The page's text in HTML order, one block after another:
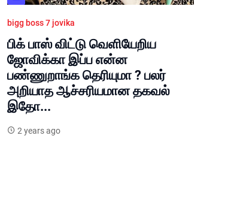
bigg boss 7 jovika
பிக் பாஸ் விட்டு வெளியேறிய
ஜோவிக்கா இப்ப என்ன
பண்ணுறாங்க தெரியுமா ? பலர்
அறியாத ஆச்சரியமான தகவல்
இதோ...
2 years ago